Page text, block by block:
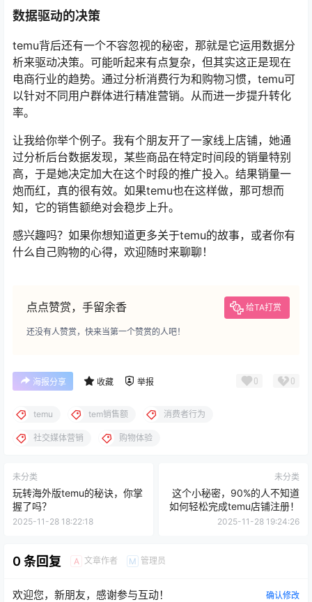
数据驱动的决策
temu背后还有一个不容忽视的秘密，那就是它运用数据分
析来驱动决策。可能听起来有点复杂，但其实这正是现在
电商行业的趋势。通过分析消费行为和购物习惯，temu可
以针对不同用户群体进行精准营销。从而进一步提升转化
率。
让我给你举个例子。我有个朋友开了一家线上店铺，她通
过分析后台数据发现，某些商品在特定时间段的销量特别
高，于是她决定加大在这个时段的推广投入。结果销量一
炮而红，真的很有效。如果temu也在这样做，那可想而
知，它的销售额绝对会稳步上升。
感兴趣吗？如果你想知道更多关于temu的故事，或者你有
什么自己购物的心得，欢迎随时来聊聊！
点点赞赏，手留余香 给TA打赏
还没有人赞赏，快来当第一个赞赏的人吧！
海报分享 收藏 举报 0 0
temu tem销售额 消费者行为
社交媒体营销 购物体验
未分类
玩转海外版temu的秘诀，你掌
握了吗？
2025-11-28 18:22:18
未分类
这个小秘密，90%的人不知道
如何轻松完成temu店铺注册！
2025-11-28 19:24:26
0 条回复 A 文章作者 M 管理员
欢迎您，新朋友，感谢参与互动！ 确认修改